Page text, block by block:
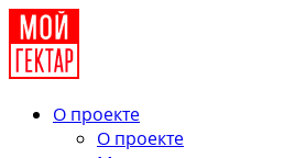
О проекте
О проекте